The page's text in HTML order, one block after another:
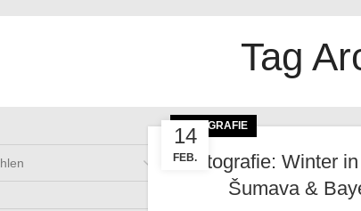
Tag
14
FEB.
FOTOGRAFIE
Fotografie: Winter
Šumava &